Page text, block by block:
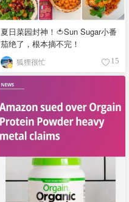
夏日菜园封神！🍅Sun Sugar小番
茄绝了，根本摘不完！
狐狸很忙 15